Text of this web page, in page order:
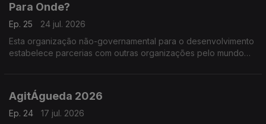
Para Onde?
Ep. 25
24 jul. 2026
Esta organização não-governamental para o desenvolvimento
estabelece parcerias com outras organizações pelo mundo
AgitÁgueda 2026
Ep. 24
17 jul. 2026